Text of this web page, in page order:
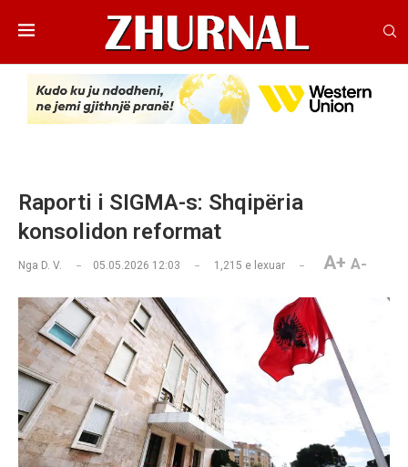
Raporti i SIGMA-s: Shqipëria
konsolidon reformat
Nga D. V. 05.05.2026 12:03 1,215 e lexuar A+ A-